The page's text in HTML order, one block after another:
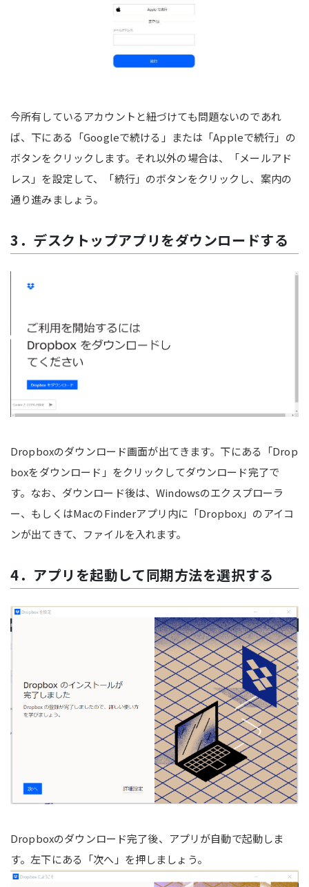
今所有しているアカウントと紐づけても問題ないのであれ
ば、下にある「Googleで続ける」または「Appleで続行」の
ボタンをクリックします。それ以外の場合は、「メールアド
レス」を設定して、「続行」のボタンをクリックし、案内の
通り進みましょう。
3．デスクトップアプリをダウンロードする
Dropboxのダウンロード画面が出てきます。下にある「Drop
boxをダウンロード」をクリックしてダウンロード完了で
す。なお、ダウンロード後は、Windowsのエクスプローラ
ー、もしくはMacのFinderアプリ内に「Dropbox」のアイコ
ンが出てきて、ファイルを入れます。
4．アプリを起動して同期方法を選択する
Dropboxのダウンロード完了後、アプリが自動で起動しま
す。左下にある「次へ」を押しましょう。